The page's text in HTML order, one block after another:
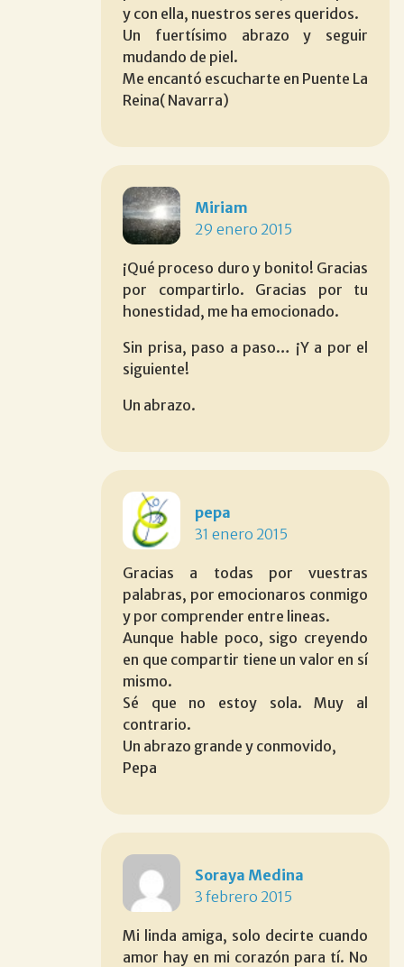
y con ella, nuestros seres queridos.
Un fuertísimo abrazo y seguir
mudando de piel.
Me encantó escucharte en Puente La
Reina( Navarra)
Miriam
29 enero 2015
¡Qué proceso duro y bonito! Gracias
por compartirlo. Gracias por tu
honestidad, me ha emocionado.
Sin prisa, paso a paso… ¡Y a por el
siguiente!
Un abrazo.
pepa
31 enero 2015
Gracias a todas por vuestras
palabras, por emocionaros conmigo
y por comprender entre lineas.
Aunque hable poco, sigo creyendo
en que compartir tiene un valor en sí
mismo.
Sé que no estoy sola. Muy al
contrario.
Un abrazo grande y conmovido,
Pepa
Soraya Medina
3 febrero 2015
Mi linda amiga, solo decirte cuando
amor hay en mi corazón para tí. No